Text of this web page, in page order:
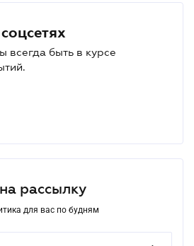
всегда быть в курсе
рассылку
для вас по будням